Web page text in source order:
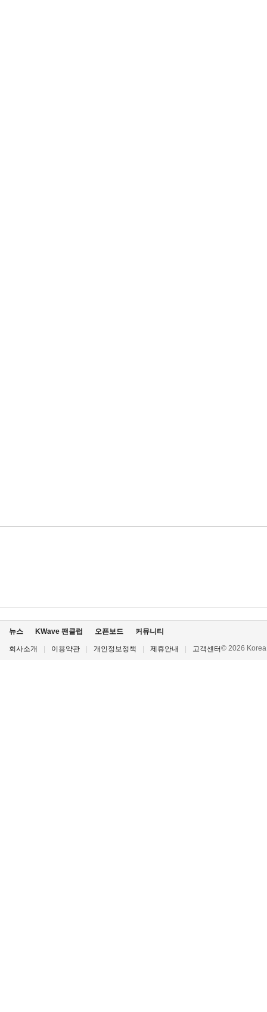
뉴스 KWave 팬클럽 오픈보드 커뮤니티
회사소개 이용약관 개인정보정책 제휴안내 고객센터© 2026